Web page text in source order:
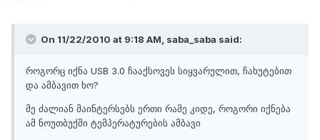
On 11/22/2010 at 9:18 AM, saba_saba said:
როგორც იქნა USB 3.0 ჩააქსოვეს სიყვარულით, ჩახუტებით
და ამბავით ხო?
მე ძალიან მაინტერსებს ერთი რამე კიდე, როგორი იქნება
ამ ნოუთბუქში ტემპერატურების ამბავი